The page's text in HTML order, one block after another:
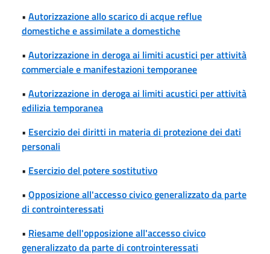
• Autorizzazione allo scarico di acque reflue
domestiche e assimilate a domestiche
• Autorizzazione in deroga ai limiti acustici per attività
commerciale e manifestazioni temporanee
• Autorizzazione in deroga ai limiti acustici per attività
edilizia temporanea
• Esercizio dei diritti in materia di protezione dei dati
personali
• Esercizio del potere sostitutivo
• Opposizione all'accesso civico generalizzato da parte
di controinteressati
• Riesame dell'opposizione all'accesso civico
generalizzato da parte di controinteressati